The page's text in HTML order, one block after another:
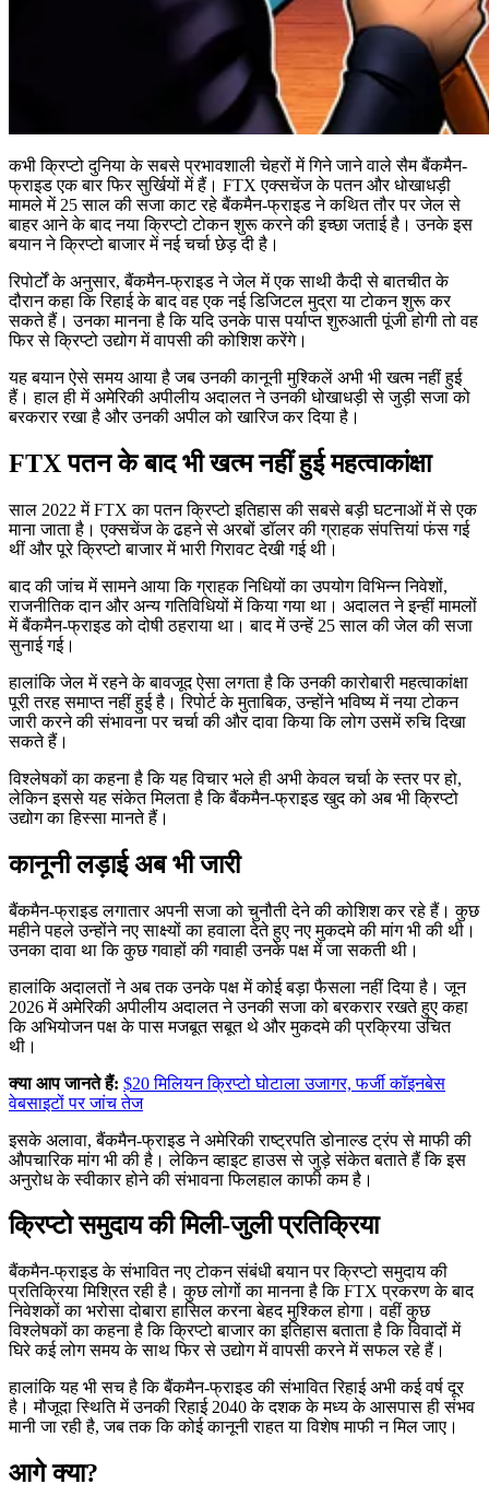
कभी क्रिप्टो दुनिया के सबसे प्रभावशाली चेहरों में गिने जाने वाले सैम बैंकमैन-
फ्राइड एक बार फिर सुर्खियों में हैं। FTX एक्सचेंज के पतन और धोखाधड़ी
मामले में 25 साल की सजा काट रहे बैंकमैन-फ्राइड ने कथित तौर पर जेल से
बाहर आने के बाद नया क्रिप्टो टोकन शुरू करने की इच्छा जताई है। उनके इस
बयान ने क्रिप्टो बाजार में नई चर्चा छेड़ दी है।
रिपोर्टों के अनुसार, बैंकमैन-फ्राइड ने जेल में एक साथी कैदी से बातचीत के
दौरान कहा कि रिहाई के बाद वह एक नई डिजिटल मुद्रा या टोकन शुरू कर
सकते हैं। उनका मानना है कि यदि उनके पास पर्याप्त शुरुआती पूंजी होगी तो वह
फिर से क्रिप्टो उद्योग में वापसी की कोशिश करेंगे।
यह बयान ऐसे समय आया है जब उनकी कानूनी मुश्किलें अभी भी खत्म नहीं हुई
हैं। हाल ही में अमेरिकी अपीलीय अदालत ने उनकी धोखाधड़ी से जुड़ी सजा को
बरकरार रखा है और उनकी अपील को खारिज कर दिया है।
FTX पतन के बाद भी खत्म नहीं हुई महत्वाकांक्षा
साल 2022 में FTX का पतन क्रिप्टो इतिहास की सबसे बड़ी घटनाओं में से एक
माना जाता है। एक्सचेंज के ढहने से अरबों डॉलर की ग्राहक संपत्तियां फंस गई
थीं और पूरे क्रिप्टो बाजार में भारी गिरावट देखी गई थी।
बाद की जांच में सामने आया कि ग्राहक निधियों का उपयोग विभिन्न निवेशों,
राजनीतिक दान और अन्य गतिविधियों में किया गया था। अदालत ने इन्हीं मामलों
में बैंकमैन-फ्राइड को दोषी ठहराया था। बाद में उन्हें 25 साल की जेल की सजा
सुनाई गई।
हालांकि जेल में रहने के बावजूद ऐसा लगता है कि उनकी कारोबारी महत्वाकांक्षा
पूरी तरह समाप्त नहीं हुई है। रिपोर्ट के मुताबिक, उन्होंने भविष्य में नया टोकन
जारी करने की संभावना पर चर्चा की और दावा किया कि लोग उसमें रुचि दिखा
सकते हैं।
विश्लेषकों का कहना है कि यह विचार भले ही अभी केवल चर्चा के स्तर पर हो,
लेकिन इससे यह संकेत मिलता है कि बैंकमैन-फ्राइड खुद को अब भी क्रिप्टो
उद्योग का हिस्सा मानते हैं।
कानूनी लड़ाई अब भी जारी
बैंकमैन-फ्राइड लगातार अपनी सजा को चुनौती देने की कोशिश कर रहे हैं। कुछ
महीने पहले उन्होंने नए साक्ष्यों का हवाला देते हुए नए मुकदमे की मांग भी की थी।
उनका दावा था कि कुछ गवाहों की गवाही उनके पक्ष में जा सकती थी।
हालांकि अदालतों ने अब तक उनके पक्ष में कोई बड़ा फैसला नहीं दिया है। जून
2026 में अमेरिकी अपीलीय अदालत ने उनकी सजा को बरकरार रखते हुए कहा
कि अभियोजन पक्ष के पास मजबूत सबूत थे और मुकदमे की प्रक्रिया उचित
थी।
क्या आप जानते हैं: $20 मिलियन क्रिप्टो घोटाला उजागर, फर्जी कॉइनबेस
वेबसाइटों पर जांच तेज
इसके अलावा, बैंकमैन-फ्राइड ने अमेरिकी राष्ट्रपति डोनाल्ड ट्रंप से माफी की
औपचारिक मांग भी की है। लेकिन व्हाइट हाउस से जुड़े संकेत बताते हैं कि इस
अनुरोध के स्वीकार होने की संभावना फिलहाल काफी कम है।
क्रिप्टो समुदाय की मिली-जुली प्रतिक्रिया
बैंकमैन-फ्राइड के संभावित नए टोकन संबंधी बयान पर क्रिप्टो समुदाय की
प्रतिक्रिया मिश्रित रही है। कुछ लोगों का मानना है कि FTX प्रकरण के बाद
निवेशकों का भरोसा दोबारा हासिल करना बेहद मुश्किल होगा। वहीं कुछ
विश्लेषकों का कहना है कि क्रिप्टो बाजार का इतिहास बताता है कि विवादों में
घिरे कई लोग समय के साथ फिर से उद्योग में वापसी करने में सफल रहे हैं।
हालांकि यह भी सच है कि बैंकमैन-फ्राइड की संभावित रिहाई अभी कई वर्ष दूर
है। मौजूदा स्थिति में उनकी रिहाई 2040 के दशक के मध्य के आसपास ही संभव
मानी जा रही है, जब तक कि कोई कानूनी राहत या विशेष माफी न मिल जाए।
आगे क्या?